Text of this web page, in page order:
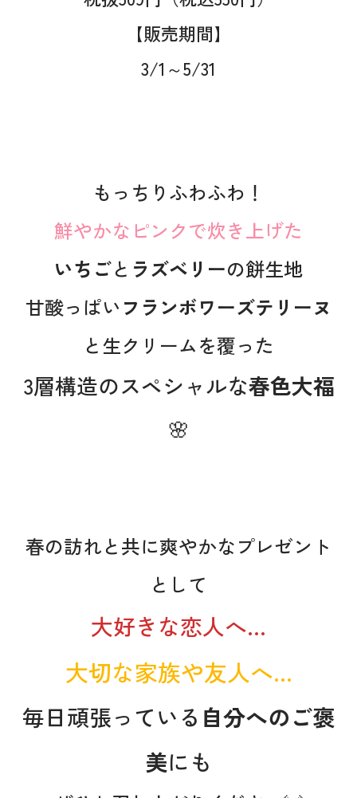
【販売期間】
3/1～5/31
もっちりふわふわ！
鮮やかなピンクで炊き上げた
いちごと ラズベリーの餅生地
甘酸っぱい フランボワーズテリーヌ
と生クリームを覆った
3層構造のスペシャルな春色大福
🌸
春の訪れと共に爽やかなプレゼント
として
大好きな恋人へ…
大切な家族や友人へ…
毎日頑張っている 自分へのご褒
美にも